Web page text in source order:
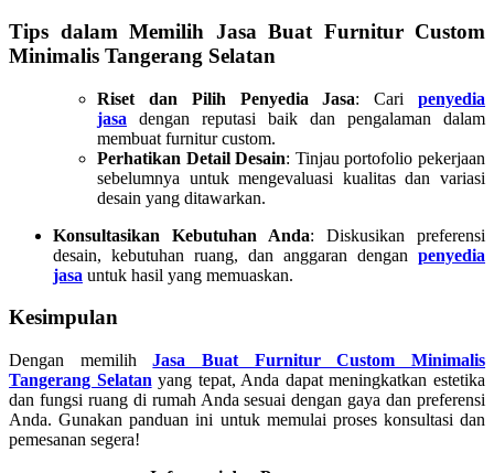
Tips dalam Memilih Jasa Buat Furnitur Custom
Minimalis Tangerang Selatan
Riset dan Pilih Penyedia Jasa: Caripenyedia
jasa dengan reputasi baik dan pengalaman dalam
membuat furnitur custom.
Perhatikan Detail Desain: Tinjau portofolio pekerjaan
sebelumnya untuk mengevaluasi kualitas dan variasi
desain yang ditawarkan.
Konsultasikan Kebutuhan Anda: Diskusikan preferensi
desain, kebutuhan ruang, dan anggaran dengan penyedia
jasa untuk hasil yang memuaskan.
Kesimpulan
Dengan memilihJasa Buat Furnitur Custom Minimalis
Tangerang Selatan yang tepat, Anda dapat meningkatkan estetika
dan fungsi ruang di rumah Anda sesuai dengan gaya dan preferensi
Anda. Gunakan panduan ini untuk memulai proses konsultasi dan
pemesanan segera!